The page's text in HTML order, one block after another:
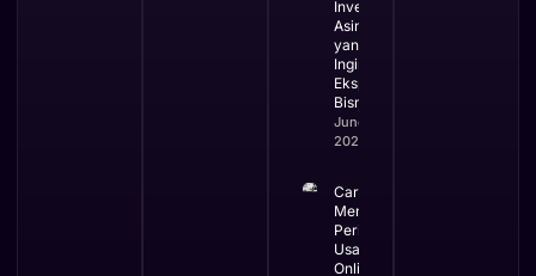
Investor
Asing
yang
Ingin
Ekspansi
Bisnis
June 3,
2026
Cara
Mengurus
Perizinan
Usaha
Online